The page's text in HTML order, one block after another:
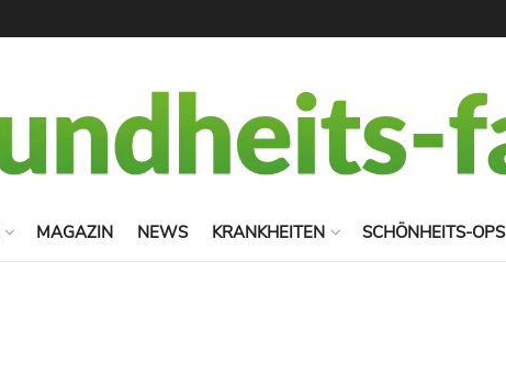
MAGAZIN NEWS KRANKHEITEN SCHÖNHEITS-OPS